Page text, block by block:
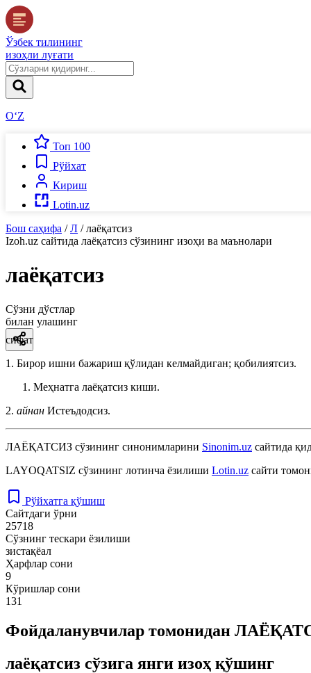
Ўзбек тилининг
изоҳли луғати
O‘Z
Топ 100
Рўйхат
Кириш
Lotin.uz
Бош саҳифа / Л / лаёқатсиз
Izoh.uz сайтида лаёқатсиз сўзининг изоҳи ва маънолари
лаёқатсиз
Сўзни дўстлар
билан улашинг
сифат
1. Бирор ишни бажариш қўлидан келмайдиган; қобилиятсиз.
Меҳнатга лаёқатсиз киши.
2. айнан Истеъдодсиз.
ЛАЁҚАТСИЗ сўзининг синонимларини Sinonim.uz сайтида
LAYOQATSIZ сўзининг лотинча ёзилиши Lotin.uz сайти
Рўйхатга қўшиш
Сайтдаги ўрни
25718
Сўзнинг тескари ёзилиши
зистақёал
Ҳарфлар сони
9
Кўришлар сони
131
Фойдаланувчилар томонидан
лаёқатсиз сўзига янги изоҳ қўшинг